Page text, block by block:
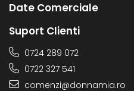
Date Comerciale
Suport Clienti
0724 289 072
0722 327 541
comenzi@donnamia.ro